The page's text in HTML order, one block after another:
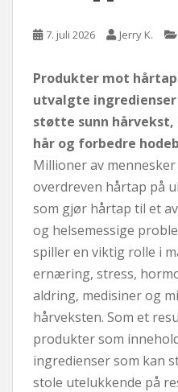
7. juli 2026 Jerry K.
Produkter mot
utvalgte ingredienser
støtte sunn
hår og forbedre
Millioner av
overdreven hårtap på
som gjør hårtap til et
og helsemessige
spiller en viktig rolle i
ernæring, stress,
aldring, medisiner og
hårveksten. Som et
produkter som
ingredienser som kan
stole utelukkende på